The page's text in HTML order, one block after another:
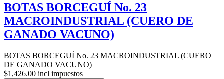
BOTAS BORCEGUÍ No. 23
MACROINDUSTRIAL (CUERO DE
GANADO VACUNO)
BOTAS BORCEGUÍ No. 23 MACROINDUSTRIAL (CUERO
DE GANADO VACUNO)
$1,426.00 incl impuestos